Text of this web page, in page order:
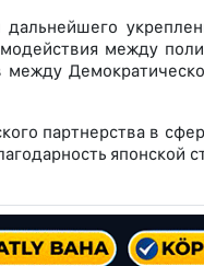
между
партнерства в
японской